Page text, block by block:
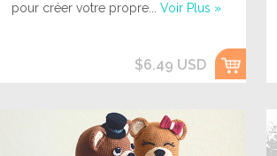
pour créer votre propre... Voir Plus »
$6.49 USD